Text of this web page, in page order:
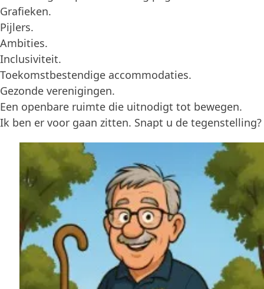
Grafieken.
Pijlers.
Ambities.
Inclusiviteit.
Toekomstbestendige accommodaties.
Gezonde verenigingen.
Een openbare ruimte die uitnodigt tot bewegen.
Ik ben er voor gaan zitten. Snapt u de tegenstelling?